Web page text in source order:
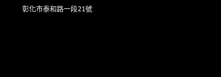
彰化市泰和路一段21號